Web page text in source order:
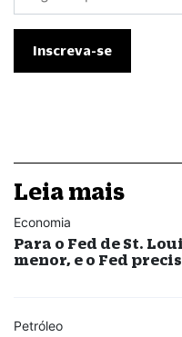
Leia mais
Economia
Para o Fed de St.
menor, e o Fed
Petróleo